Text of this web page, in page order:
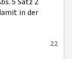
in der
22